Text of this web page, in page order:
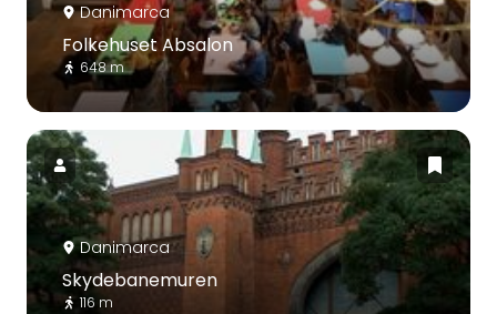
Danimarca
Folkehuset Absalon
648 m
Danimarca
Skydebanemuren
116 m